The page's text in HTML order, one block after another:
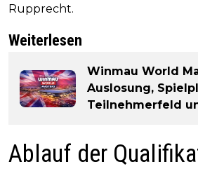
Rupprecht.
Weiterlesen
Winmau World
Auslosung,
Teilnehmerfeld
Ablauf der